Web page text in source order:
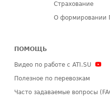
Страхование
О формировании
ПОМОЩЬ
Видео по работе с ATI.SU
Полезное по перевозкам
Часто задаваемые вопросы